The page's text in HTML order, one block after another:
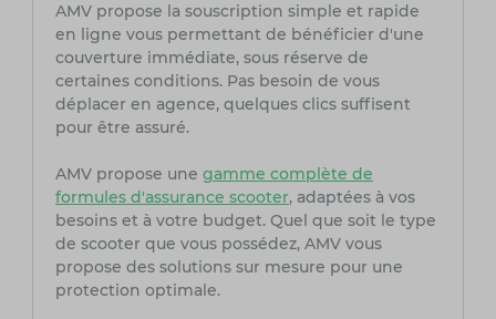
AMV propose la souscription simple et rapide
en ligne vous permettant de bénéficier d'une
couverture immédiate, sous réserve de
certaines conditions. Pas besoin de vous
déplacer en agence, quelques clics suffisent
pour être assuré.
AMV propose une gamme complète de
formules d'assurance scooter, adaptées à vos
besoins et à votre budget. Quel que soit le type
de scooter que vous possédez, AMV vous
propose des solutions sur mesure pour une
protection optimale.